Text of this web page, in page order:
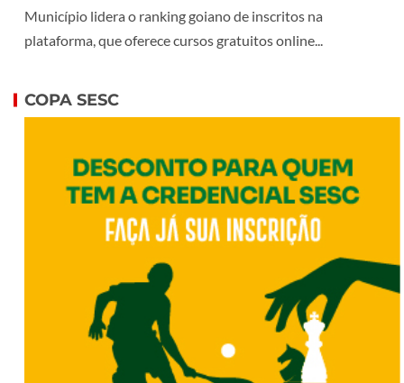
Município lidera o ranking goiano de inscritos na
plataforma, que oferece cursos gratuitos online...
COPA SESC